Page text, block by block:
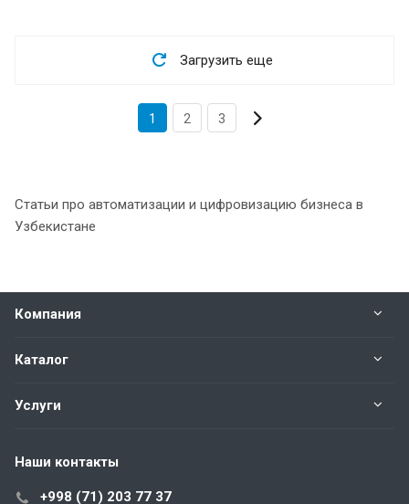
Загрузить еще
1 2 3
Статьи про автоматизации и цифровизацию бизнеса в
Узбекистане
Компания
Каталог
Услуги
Наши контакты
+998 (71) 203 77 37